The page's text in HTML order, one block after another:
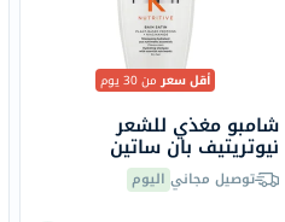
أقل سعرمن 30 يوم
شامبو مغذي للشعر
نيوتريتيف بان ساتين
كيراستاس، 250 مل
توصيل مجاني اليوم